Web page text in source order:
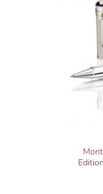
• Material der
Alle drei Faktoren
130jährigen